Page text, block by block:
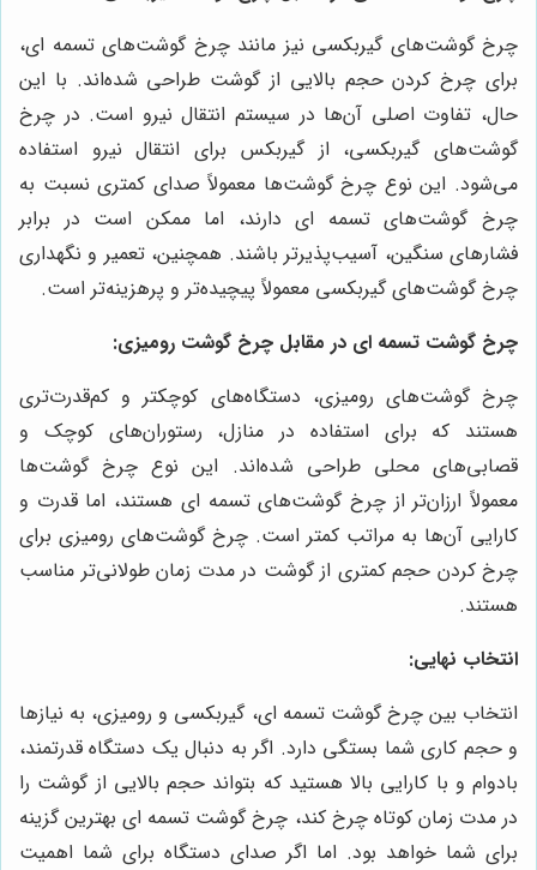
چرخ گوشت‌های گیربکسی نیز مانند چرخ گوشت‌های تسمه ای،
برای چرخ کردن حجم بالایی از گوشت طراحی شده‌اند. با این
حال، تفاوت اصلی آن‌ها در سیستم انتقال نیرو است. در چرخ
گوشت‌های گیربکسی، از گیربکس برای انتقال نیرو استفاده
می‌شود. این نوع چرخ گوشت‌ها معمولاً صدای کمتری نسبت به
چرخ گوشت‌های تسمه ای دارند، اما ممکن است در برابر
فشارهای سنگین، آسیب‌پذیرتر باشند. همچنین، تعمیر و نگهداری
چرخ گوشت‌های گیربکسی معمولاً پیچیده‌تر و پرهزینه‌تر است.
چرخ گوشت تسمه ای در مقابل چرخ گوشت رومیزی:
چرخ گوشت‌های رومیزی، دستگاه‌های کوچکتر و کم‌قدرت‌تری
هستند که برای استفاده در منازل، رستوران‌های کوچک و
قصابی‌های محلی طراحی شده‌اند. این نوع چرخ گوشت‌ها
معمولاً ارزان‌تر از چرخ گوشت‌های تسمه ای هستند، اما قدرت و
کارایی آن‌ها به مراتب کمتر است. چرخ گوشت‌های رومیزی برای
چرخ کردن حجم کمتری از گوشت در مدت زمان طولانی‌تر مناسب
هستند.
انتخاب نهایی:
انتخاب بین چرخ گوشت تسمه ای، گیربکسی و رومیزی، به نیازها
و حجم کاری شما بستگی دارد. اگر به دنبال یک دستگاه قدرتمند،
بادوام و با کارایی بالا هستید که بتواند حجم بالایی از گوشت را
در مدت زمان کوتاه چرخ کند، چرخ گوشت تسمه ای بهترین گزینه
برای شما خواهد بود. اما اگر صدای دستگاه برای شما اهمیت